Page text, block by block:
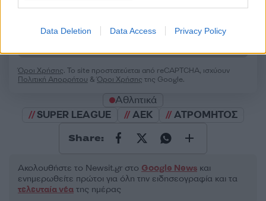
Data Deletion Data Access Privacy Policy
Όροι Χρήσης. Το site προστατεύεται από reCAPTCHA, ισχύουν
Πολιτική Απορρήτου &Όροι Χρήσης της Google.
Αθλητικά
SUPER LEAGUE
ΑΕΚ ΑΤΡΟΜΗΤΟΣ
Share:
Ακολουθήστε το Νewsit.gr στο Google News και
ενημερωθείτε πρώτοι για όλη την ειδησεογραφία και τα
τελευταία νέα της ημέρας